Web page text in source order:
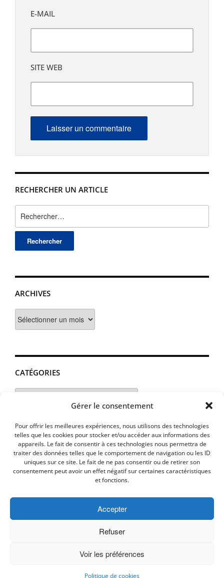
Gérer le consentement
Pour offrir les meilleures expériences, nous utilisons des technologies
telles que les cookies pour stocker et/ou accéder aux informations des
appareils. Le fait de consentir à ces technologies nous permettra de
traiter des données telles que le comportement de navigation ou les ID
uniques sur ce site. Le fait de ne pas consentir ou de retirer son
consentement peut avoir un effet négatif sur certaines caractéristiques
et fonctions.
Accepter
Refuser
Voir les préférences
Politique de cookies
RECHERCHER UN ARTICLE
ARCHIVES
CATÉGORIES
Catégories
E-MAIL
SITE WEB
PLAN D’ACCES
Copyright © 2026 Commune de Lavalette - Aude.